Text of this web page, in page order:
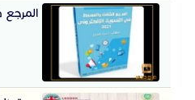
المرجع